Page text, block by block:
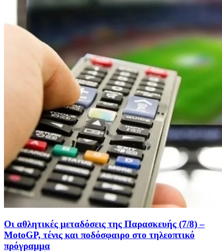
Οι αθλητικές μεταδόσεις της Παρασκευής (7/8) –
MotoGP, τένις και ποδόσφαιρο στο τηλεοπτικό
πρόγραμμα